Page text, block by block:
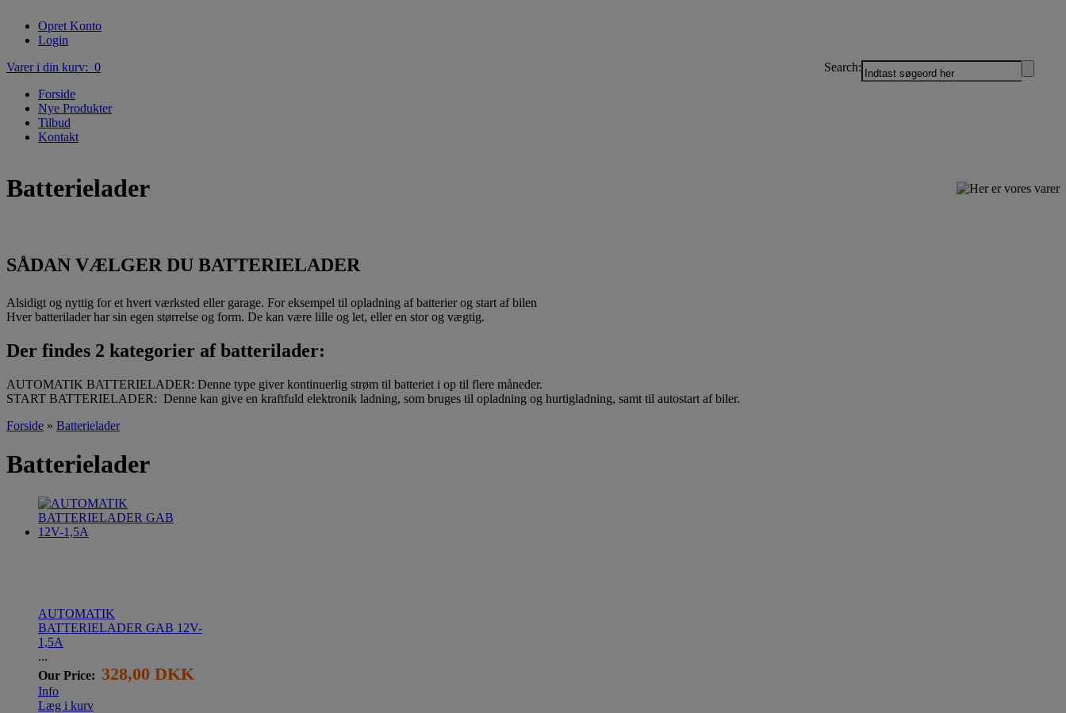
Opret Konto
Login
Search:
Varer i din kurv: 0
Forside
Nye Produkter
Tilbud
Kontakt
Batterielader
SÅDAN VÆLGER DU BATTERIELADER
Alsidigt og nyttig for et hvert værksted eller garage. For eksempel til opladning af batterier og start af bilen
Hver batterilader har sin egen størrelse og form. De kan være lille og let, eller en stor og vægtig.
Der findes 2 kategorier af batterilader:
AUTOMATIK BATTERIELADER: Denne type giver kontinuerlig strøm til batteriet i op til flere måneder.
START BATTERIELADER: Denne kan give en kraftfuld elektronik ladning, som bruges til opladning og hurtigladning, samt til autostart af biler.
Forside » Batterielader
Batterielader
AUTOMATIK
BATTERIELADER GAB 12V-
1,5A
...
Our Price: 328,00 DKK
Info
Læg i kurv